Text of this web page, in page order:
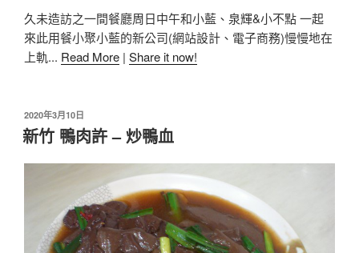
久未造訪之一間餐廳周日中午和小藍、泉輝&小不點 一起
來此用餐小聚小藍的新公司(網站設計、電子商務)慢慢地在
上軌... Read More | Share it now!
2020年3月10日
新竹 鴨肉許 – 炒鴨血